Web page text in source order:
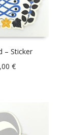
– Sticker
€